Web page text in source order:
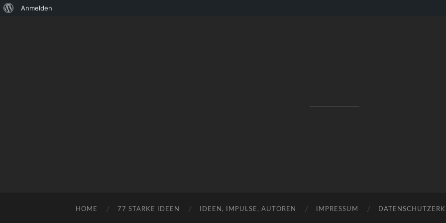
Über
Anmelden
HOME 77 STARKE IDEEN IDEEN, IMPULSE, AUTOREN IMPRESSUM